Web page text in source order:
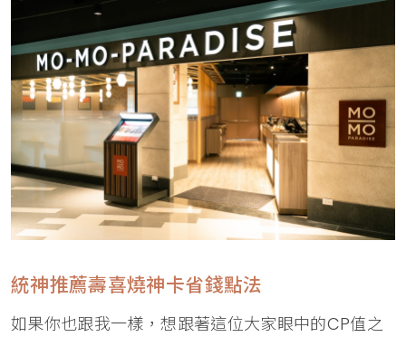
統神推薦壽喜燒神卡省錢點法
如果你也跟我一樣，想跟著這位大家眼中的CP值之